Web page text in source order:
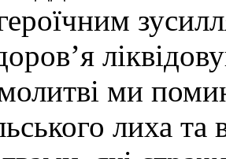
молитві ми
лиха та